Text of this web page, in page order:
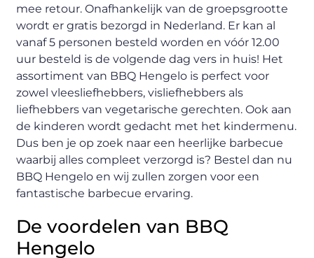
mee retour. Onafhankelijk van de groepsgrootte
wordt er gratis bezorgd in Nederland. Er kan al
vanaf 5 personen besteld worden en vóór 12.00
uur besteld is de volgende dag vers in huis! Het
assortiment van BBQ Hengelo is perfect voor
zowel vleesliefhebbers, visliefhebbers als
liefhebbers van vegetarische gerechten. Ook aan
de kinderen wordt gedacht met het kindermenu.
Dus ben je op zoek naar een heerlijke barbecue
waarbij alles compleet verzorgd is? Bestel dan nu
BBQ Hengelo en wij zullen zorgen voor een
fantastische barbecue ervaring.
De voordelen van BBQ
Hengelo